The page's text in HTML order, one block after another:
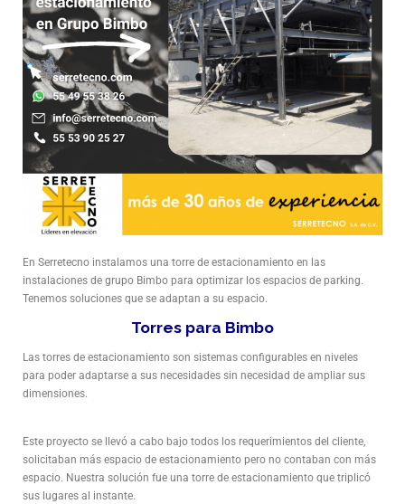
En Serretecno instalamos una torre de estacionamiento en las
instalaciones de grupo Bimbo para optimizar los espacios de parking.
Tenemos soluciones que se adaptan a su espacio.
Torres para Bimbo
Las torres de estacionamiento son sistemas configurables en niveles
para poder adaptarse a sus necesidades sin necesidad de ampliar sus
dimensiones.
Este proyecto se llevó a cabo bajo todos los requerimientos del cliente,
solicitaban más espacio de estacionamiento pero no contaban con más
espacio. Nuestra solución fue una torre de estacionamiento que triplicó
sus lugares al instante.